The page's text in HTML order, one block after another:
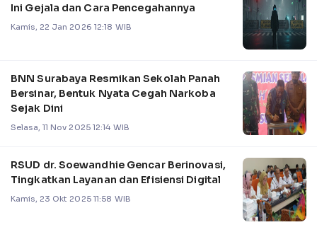
Ini Gejala dan Cara Pencegahannya
Kamis, 22 Jan 2026 12:18 WIB
BNN Surabaya Resmikan Sekolah Panah
Bersinar, Bentuk Nyata Cegah Narkoba
Sejak Dini
Selasa, 11 Nov 2025 12:14 WIB
RSUD dr. Soewandhie Gencar Berinovasi,
Tingkatkan Layanan dan Efisiensi Digital
Kamis, 23 Okt 2025 11:58 WIB